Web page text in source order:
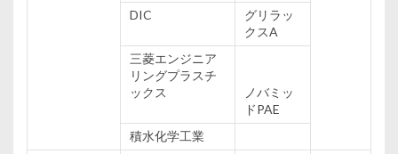
DIC
グリラッ
クスA
三菱エンジニア
リングプラスチ
ックス
ノバミッ
ドPAE
積水化学工業